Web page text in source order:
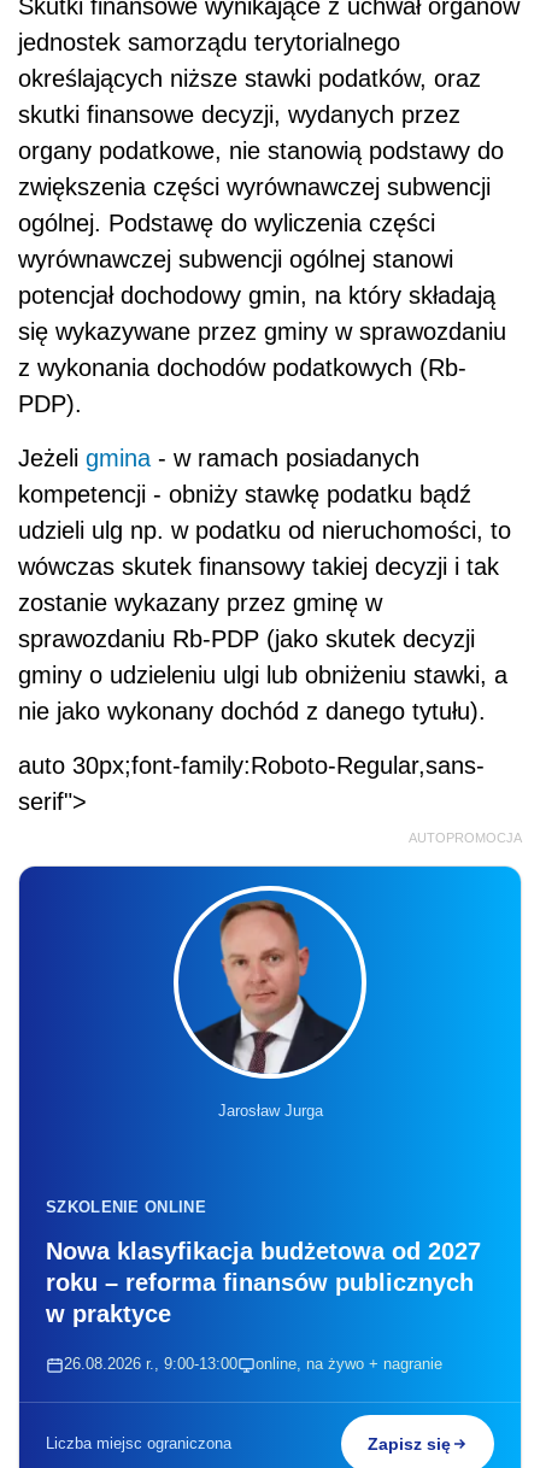
Skutki finansowe wynikające z uchwał organów
jednostek samorządu terytorialnego
określających niższe stawki podatków, oraz
skutki finansowe decyzji, wydanych przez
organy podatkowe, nie stanowią podstawy do
zwiększenia części wyrównawczej subwencji
ogólnej. Podstawę do wyliczenia części
wyrównawczej subwencji ogólnej stanowi
potencjał dochodowy gmin, na który składają
się wykazywane przez gminy w sprawozdaniu
z wykonania dochodów podatkowych (Rb-
PDP).
Jeżeli gmina - w ramach posiadanych
kompetencji - obniży stawkę podatku bądź
udzieli ulg np. w podatku od nieruchomości, to
wówczas skutek finansowy takiej decyzji i tak
zostanie wykazany przez gminę w
sprawozdaniu Rb-PDP (jako skutek decyzji
gminy o udzieleniu ulgi lub obniżeniu stawki, a
nie jako wykonany dochód z danego tytułu).
auto 30px;font-family:Roboto-Regular,sans-
serif">
AUTOPROMOCJA
Jarosław Jurga
SZKOLENIE ONLINE
Nowa klasyfikacja budżetowa od 2027
roku – reforma finansów publicznych
w praktyce
26.08.2026 r., 9:00-13:00 online, na żywo + nagranie
Liczba miejsc ograniczona Zapisz się